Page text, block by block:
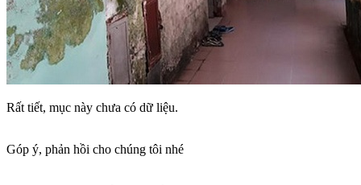
Rất tiết, mục này chưa có dữ liệu.
Góp ý, phản hồi cho chúng tôi nhé